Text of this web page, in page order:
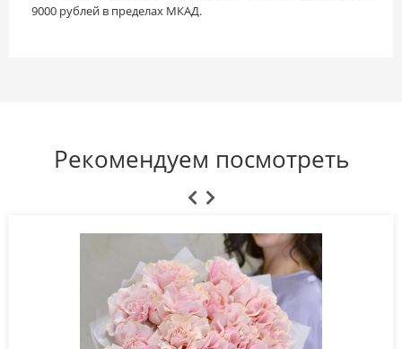
9000 рублей в пределах МКАД.
Рекомендуем посмотреть